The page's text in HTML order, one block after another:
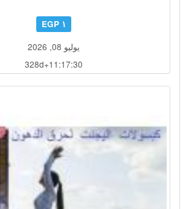
١ EGP
يوليو 08, 2026
328d+11:17:27